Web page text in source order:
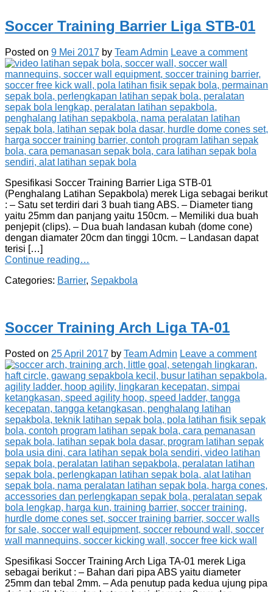
Soccer Training Barrier Liga STB-01
Posted on 9 Mei 2017 by Team Admin Leave a comment
Spesifikasi Soccer Training Barrier Liga STB-01
(Penghalang Latihan Sepakbola) merek Liga sebagai berikut
: – Satu set terdiri dari 3 buah tiang ABS. – Diameter tiang
yaitu 25mm dan panjang yaitu 150cm. – Memiliki dua buah
penjepit (clips). – Dua buah landasan kubah (dome cone)
dengan diamater 20cm dan tinggi 10cm. – Landasan dapat
terisi […]
Continue reading…
Categories: Barrier, Sepakbola
Soccer Training Arch Liga TA-01
Posted on 25 April 2017 by Team Admin Leave a comment
Spesifikasi Soccer Training Arch Liga TA-01 merek Liga
sebagai berikut : – Bahan dari pipa ABS yaitu diameter
25mm dan tebal 2mm. – Ada penutup pada kedua ujung pipa